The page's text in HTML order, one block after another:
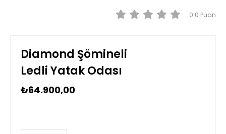
0.0
Diamond Şömineli
Ledli Yatak Odası
₺64.900,00